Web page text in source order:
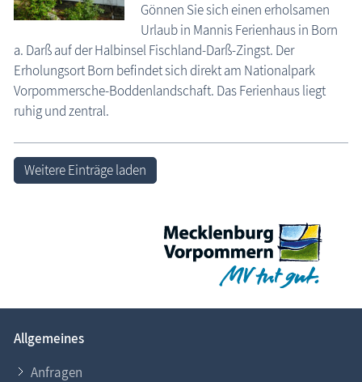
Gönnen Sie sich einen erholsamen
Urlaub in Mannis Ferienhaus in Born
a. Darß auf der Halbinsel Fischland-Darß-Zingst. Der
Erholungsort Born befindet sich direkt am Nationalpark
Vorpommersche-Boddenlandschaft. Das Ferienhaus liegt
ruhig und zentral.
Weitere Einträge laden
Allgemeines
Anfragen